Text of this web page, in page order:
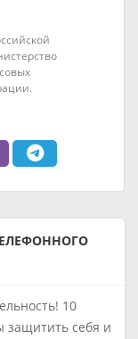
10
защитить себя и